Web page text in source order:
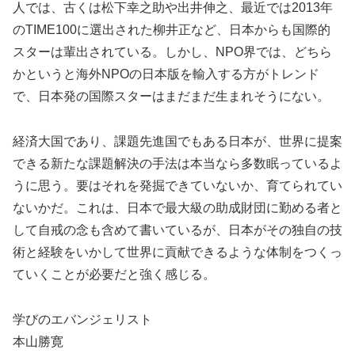
人では、古くは松下幸之助や出井伸之、最近では2013年
のTIME100に選出された柳井正など、日本からも国際的
スターは輩出されている。しかし、NPO界では、どちら
かというと海外NPOの日本版を輸入する方がトレンド
で、日本発の国際スターはまだまだ生まれそうにない。
経済大国であり、課題先進国でもある日本が、世界に提案
できる新たな課題解決の手法は本当なら多数眠っているよ
うに思う。要はそれを発掘できていないか、育てられてい
ないかだ。これは、日本で最大級の助成財団に勤める者と
して自戒の念も含めて書いているが、日本がその独自の技
術と経験をいかして世界に貢献できるような体制をつくっ
ていくことが必要だと強く感じる。
学びのエバンジェリスト
本山勝寛